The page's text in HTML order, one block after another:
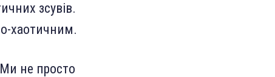
зсувів.
хаотичним.
не просто